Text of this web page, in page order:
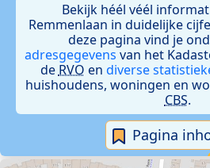
Bekijk héél véél
Remmenlaan in duidelijke
deze pagina vind je
adresgegevens van het
de RVO en diverse
huishoudens, woningen en
CBS.
Pagina